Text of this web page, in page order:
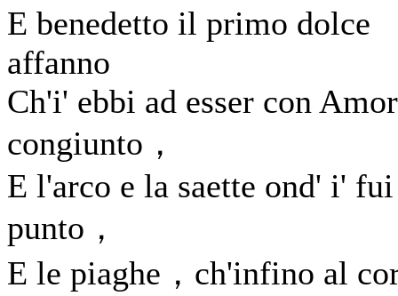
E benedetto il primo dolce
affanno
Ch'i' ebbi ad esser con Amor
congiunto，
E l'arco e la saette ond' i' fui
punto，
E le piaghe，ch'infino al